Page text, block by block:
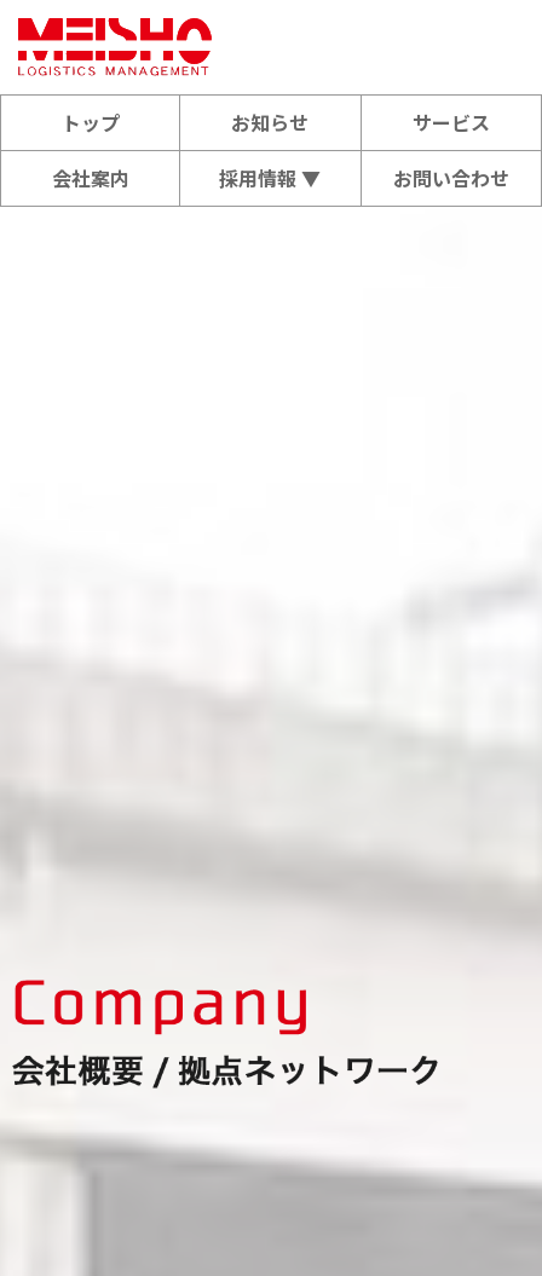
トップ お知らせ サービス
会社案内 採用情報 ▼ お問い合わせ